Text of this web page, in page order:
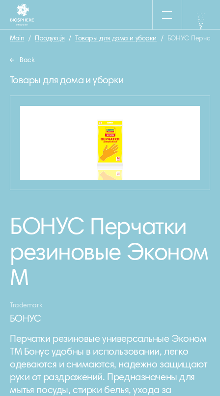
Main / Продукція / Товары для дома и уборки / БОНУС
Back
Товары для дома и уборки
БОНУС Перчатки
резиновые Эконом
M
Trademark
БОНУС
Перчатки резиновые универсальные Эконом
ТМ Бонус удобны в использовании, легко
одеваются и снимаются, надежно защищают
руки от раздражений. Предназначены для
мытья посуды, стирки белья, ухода за